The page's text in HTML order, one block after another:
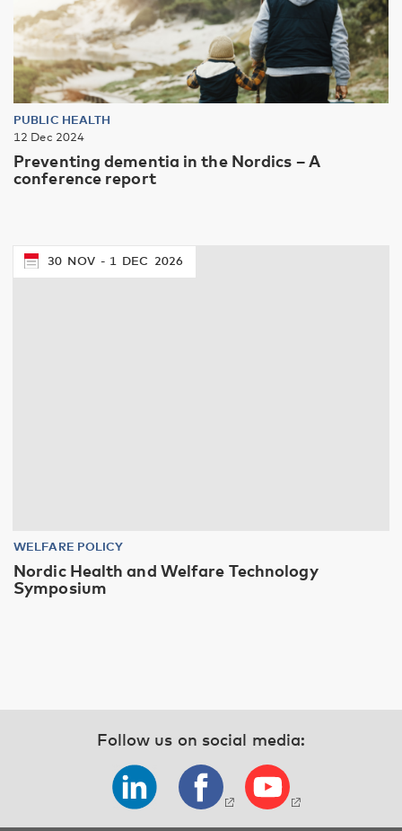
PUBLIC HEALTH
12 Dec 2024
Preventing dementia in the Nordics – A
conference report
30 NOV 1 DEC 2026
WELFARE POLICY
Nordic Health and Welfare Technology
Symposium
Follow us on social media: